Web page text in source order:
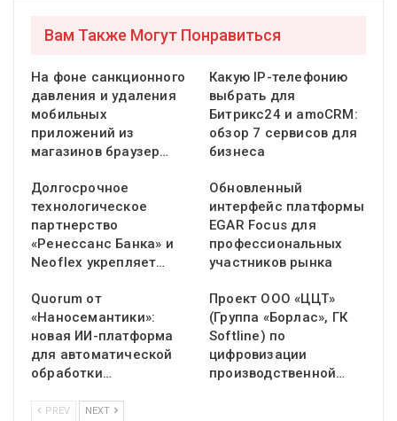
Вам Также Могут Понравиться
На фоне санкционного
давления и удаления
мобильных
приложений из
магазинов браузер…
Какую IP-телефонию
выбрать для
Битрикс24 и amoCRM:
обзор 7 сервисов для
бизнеса
Долгосрочное
технологическое
партнерство
«Ренессанс Банка» и
Neoflex укрепляет…
Обновленный
интерфейс платформы
EGAR Focus для
профессиональных
участников рынка
Quorum от
«Наносемантики»:
новая ИИ-платформа
для автоматической
обработки…
Проект ООО «ЦЦТ»
(Группа «Борлас», ГК
Softline) по
цифровизации
производственной…
PREV NEXT